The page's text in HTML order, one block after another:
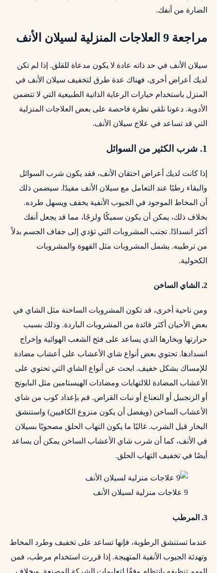
الضارة من أنفك.
مراجعة 9 العلاجات المنزلية لسيلان الأنف
سيلان الأنف في حد ذاته عادة لا يكون مدعاة للقلق. إذا لم تكن
لديك أعراض أخرى، فهناك عدة طرق لتخفيف سيلان الأنف في
المنزل باستخدام خيارات الرعاية الذاتية الطبيعية التي لا تتضمن
الأدوية. دعونا نلقي نظرة فاحصة على بعض العلاجات المنزلية
التي قد تساعد في علاج سيلان الأنف.
1. شرب الكثير من السوائل
إذا كانت لديك أعراض احتقان الأنف، فقد يكون شرب السوائل
والبقاء رطبًا عند التعامل مع سيلان الأنف مفيدًا. سيضمن ذلك
أن المخاط الموجود في الجيوب الأنفية يخفف ويسهل طرده.
بخلاف ذلك، يمكن أن يكون سميكًا ولزجًا، مما قد يجعل أنفك
أكثر انسدادًا. تجنب المشروبات التي تؤدي إلى جفاف الجسم بدلاً
من ترطيبه. يشمل المشروبات مثل القهوة والمشروبات
الكحولية.
2. الشاي الساخن
ومن ناحية أخرى، قد تكون المشروبات الساخنة مثل الشاي في
بعض الأحيان أكثر فائدة من المشروبات الباردة. وذلك بسبب
حرارتها وبخارها الذي يساعد على فتح الشعب الهوائية وإخراج
انسدادها. تحتوي بعض أنواع شاي الأعشاب على أعشاب مضادة
للإمساك بشكل خفيف. ابحث عن أنواع الشاي التي تحتوي على
الأعشاب المضادة للالتهابات ومضادات الهيستامين مثل البابونج
أو الزنجبيل أو النعناع أو نبات القراص. قم بإعداد كوب من شاي
الأعشاب الساخن (ويفضل أن يكون منزوع الكافيين) واستنشق
البخار قبل الشرب. غالبًا ما يكون التهاب الحلق مصحوبًا بسيلان
في الأنف، كما أن شرب شاي الأعشاب الساخن يمكن أن يساعد
أيضًا في تخفيف التهاب الحلق.
9 علاجات منزلية لسيلان الأنف
3. المرطب
عندما تستنشق الرطوبة، فإنها تساعد على تخفيف وطرد المخاط
وتهدئة الجيوب الأنفية المتهيجة. إذا قررت استخدام مرطب، فمن
المهم تنظيفه بانتظام وفقًا لتعليمات الشركة المصنعة. وبخلاف